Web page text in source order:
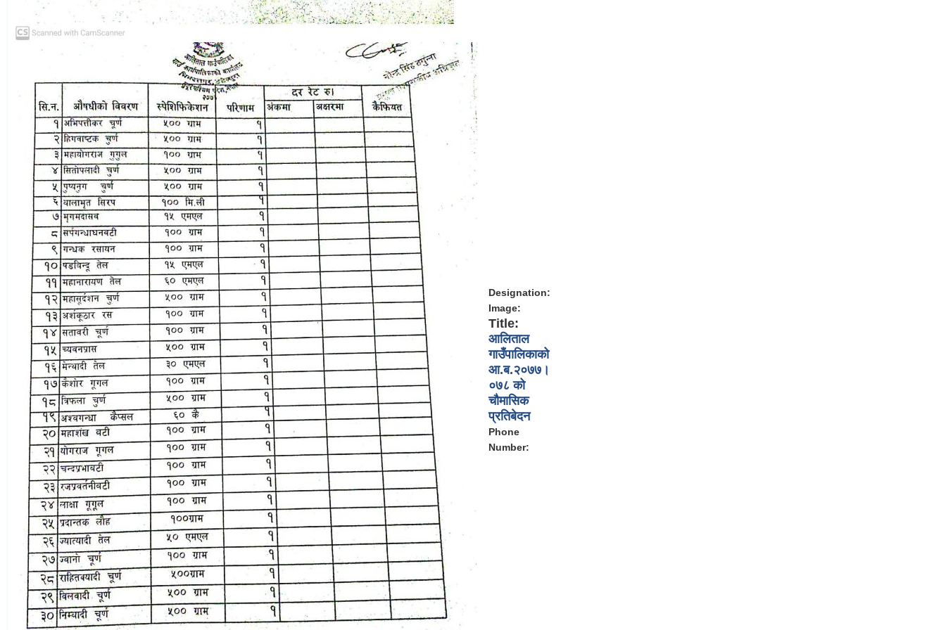
Designation:
Image:
Title:
आलिताल
गाउँपालिकाको
आ.ब.२०७७।
०७८ को
चौमासिक
प्रतिबेदन
Phone
Number: